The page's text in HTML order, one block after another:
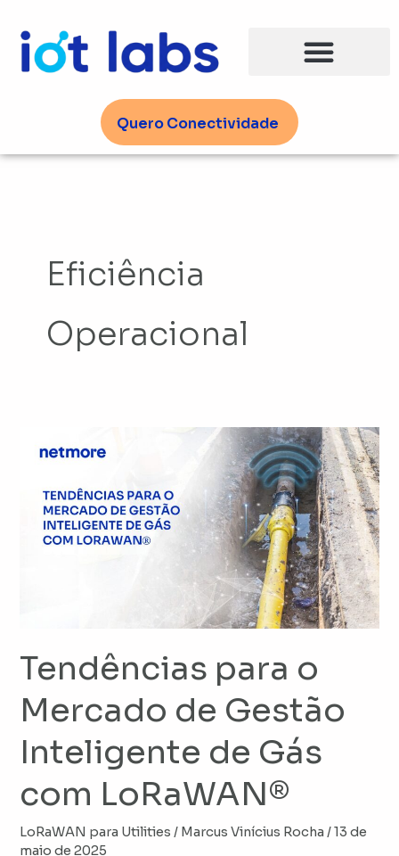
para
Quero Conectividade
Eficiência
Operacional
Tendências para o
Mercado de Gestão
Inteligente de Gás
com LoRaWAN®
LoRaWAN para Utilities / Marcus Vinícius Rocha /13 de
maio de 2025
para
Mercado
com
LoRaWAN®